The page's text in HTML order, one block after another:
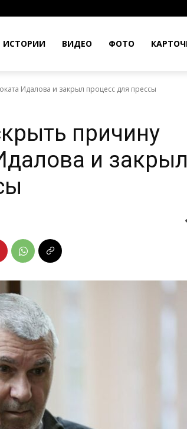
ИСТОРИИ ВИДЕО ФОТО
Идалова и закрыл процесс для прессы
причину
и закрыл